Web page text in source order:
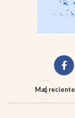
Mas reciente